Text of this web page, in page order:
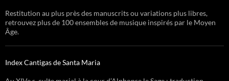
Restitution au plus près des manuscrits ou variations plus libres,
retrouvez plus de 100 ensembles de musique inspirés par le Moyen
Âge.
Index Cantigas de Santa Maria